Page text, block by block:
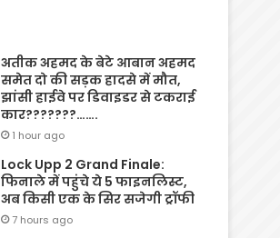
अतीक अहमद के बेटे आबान अहमद
समेत दो की सड़क हादसे में मौत,
झांसी हाईवे पर डिवाइडर से टकराई
कार???????…….
1 hour ago
Lock Upp 2 Grand Finale:
फिनाले में पहुंचे ये 5 फाइनलिस्ट,
अब किसी एक के सिर सजेगी ट्रॉफी
7 hours ago